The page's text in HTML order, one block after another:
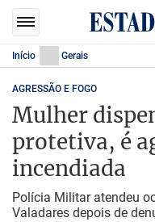
Início Gerais
AGRESSÃO E FOGO
Mulher
protetiva, é
incendiada
Polícia Militar atendeu
Valadares depois de